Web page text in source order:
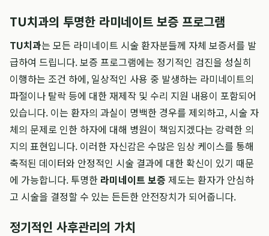
TU치과의 투명한 라미네이트 보증 프로그램
TU치과는 모든 라미네이트 시술 환자분들께 자체 보증서를 발
급하여 드립니다. 보증 프로그램에는 정기적인 검진을 성실히
이행하는 조건 하에, 일상적인 사용 중 발생하는 라미네이트의
파절이나 탈락 등에 대한 재제작 및 수리 지원 내용이 포함되어
있습니다. 이는 환자의 과실이 명백한 경우를 제외하고, 시술 자
체의 문제로 인한 하자에 대해 병원이 책임지겠다는 강력한 의
지의 표현입니다. 이러한 자신감은 수많은 임상 케이스를 통해
축적된 데이터와 안정적인 시술 결과에 대한 확신이 있기 때문
에 가능합니다. 투명한 라미네이트 보증 제도는 환자가 안심하
고 시술을 결정할 수 있는 든든한 안전장치가 되어줍니다.
정기적인 사후관리의 가치